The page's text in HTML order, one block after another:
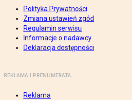
Polityka Prywatności
Zmiana ustawień zgód
Regulamin serwisu
Informacje o nadawcy
Deklaracja dostępności
REKLAMA I PRENUMERATA
Reklama